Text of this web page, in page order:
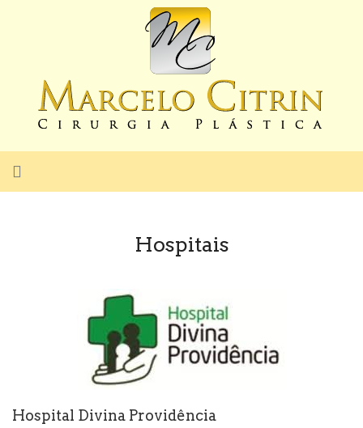
Hospitais
Hospital Divina Providência